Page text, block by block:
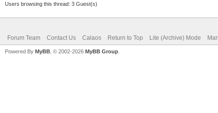
Users browsing this thread: 3 Guest(s)
Forum Team Contact Us Calaos Return to Top Lite (Archive) Mode
Powered By MyBB , © 2002-2026 MyBB Group